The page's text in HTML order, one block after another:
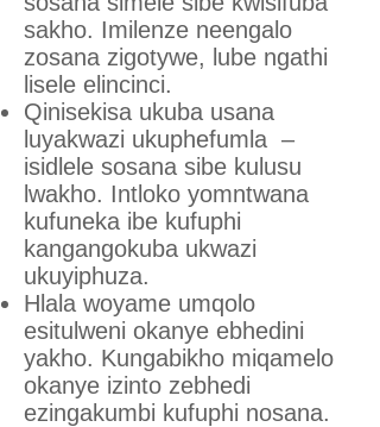
sakho. Imilenze neengalo
zosana zigotywe, lube ngathi
lisele elincinci.
Qinisekisa ukuba usana
luyakwazi ukuphefumla –
isidlele sosana sibe kulusu
lwakho. Intloko yomntwana
kufuneka ibe kufuphi
kangangokuba ukwazi
ukuyiphuza.
Hlala woyame umqolo
esitulweni okanye ebhedini
yakho. Kungabikho miqamelo
okanye izinto zebhedi
ezingakumbi kufuphi nosana.